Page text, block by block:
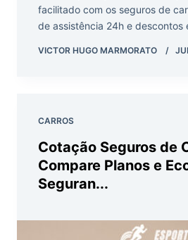
facilitado com os seguros de
de assistência 24h e descontos
VICTOR HUGO MARMORATO
CARROS
Cotação Seguros de
Compare Planos e
Seguran...